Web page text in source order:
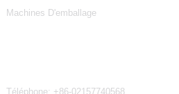
Machines D'emballage
Téléphone: +86-02157740568